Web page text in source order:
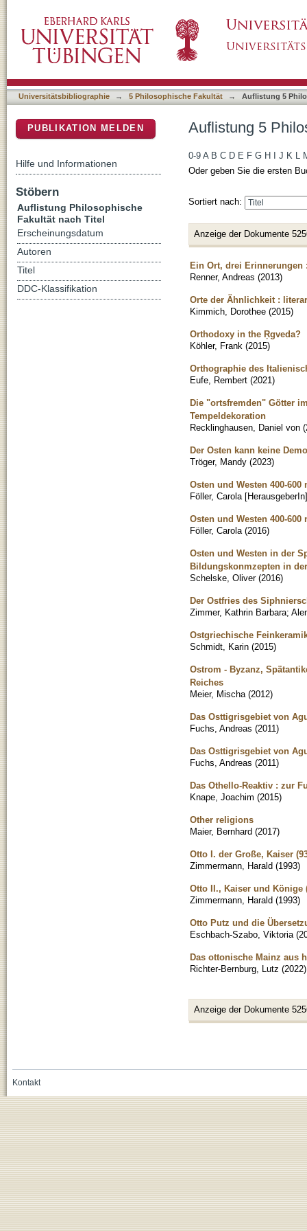
Universitätsbibliographie → 5 Philosophische Fakultät → Auflistung 5
Auflistung 5
0-9 A B C D E F G H J K L
Oder geben Sie die ersten
Sortiert nach:
Anzeige der Dokumente
Ein Ort, drei
Renner, Andreas (2013)
Orte der Ähnlichkeit :
Kimmich, Dorothee (2015)
Orthodoxy in the Ṛgveda?
Köhler, Frank (2015)
Orthographie des
Eufe, Rembert (2021)
Die "ortsfremden" Götter
Tempeldekoration
Recklinghausen, Daniel von (
Der Osten kann keine
Tröger, Mandy (2023)
Osten und Westen 400-
Föller, Carola [HerausgeberIn]
Osten und Westen 400-
Föller, Carola (2016)
Osten und Westen in der
Bildungskonmzepten in
Schelske, Oliver (2016)
Der Ostfries des
Zimmer, Kathrin Barbara;
Ostgriechische
Schmidt, Karin (2015)
Ostrom - Byzanz,
Reiches
Meier, Mischa (2012)
Das Osttigrisgebiet von
Fuchs, Andreas (2011)
Das Osttigrisgebiet von
Fuchs, Andreas (2011)
Das Othello-Reaktiv : zur
Knape, Joachim (2015)
Other religions
Maier, Bernhard (2017)
Otto I. der Große, Kaiser
Zimmermann, Harald (1993)
Otto II., Kaiser und Könige
Zimmermann, Harald (1993)
Otto Putz und die
Eschbach-Szabo, Viktoria (
Das ottonische Mainz aus
Richter-Bernburg, Lutz (2022)
Anzeige der Dokumente
PUBLIKATION MELDEN
Hilfe und Informationen
Stöbern
Auflistung Philosophische
Fakultät nach Titel
Erscheinungsdatum
Autoren
Titel
DDC-Klassifikation
Kontakt